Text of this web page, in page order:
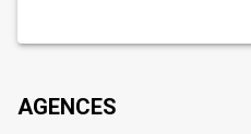
AGENCES